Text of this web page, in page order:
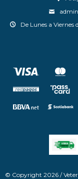
De Lunes a Viernes
© Copyright 2026 /